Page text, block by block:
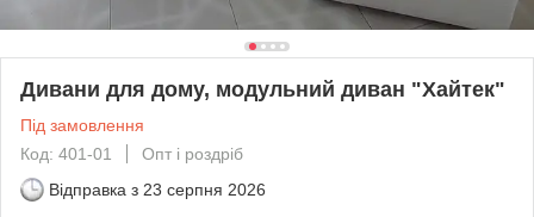
Дивани для дому, модульний диван "Хайтек"
Під замовлення
Код: 401-01
Опт і роздріб
Відправка з 23 серпня 2026